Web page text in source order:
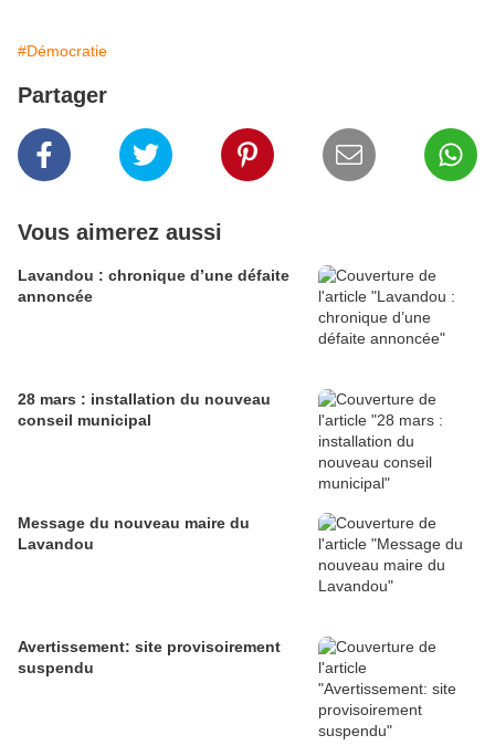
#Démocratie
Partager
Vous aimerez aussi
Lavandou : chronique d’une défaite
annoncée
28 mars : installation du nouveau
conseil municipal
Message du nouveau maire du
Lavandou
Avertissement: site provisoirement
suspendu